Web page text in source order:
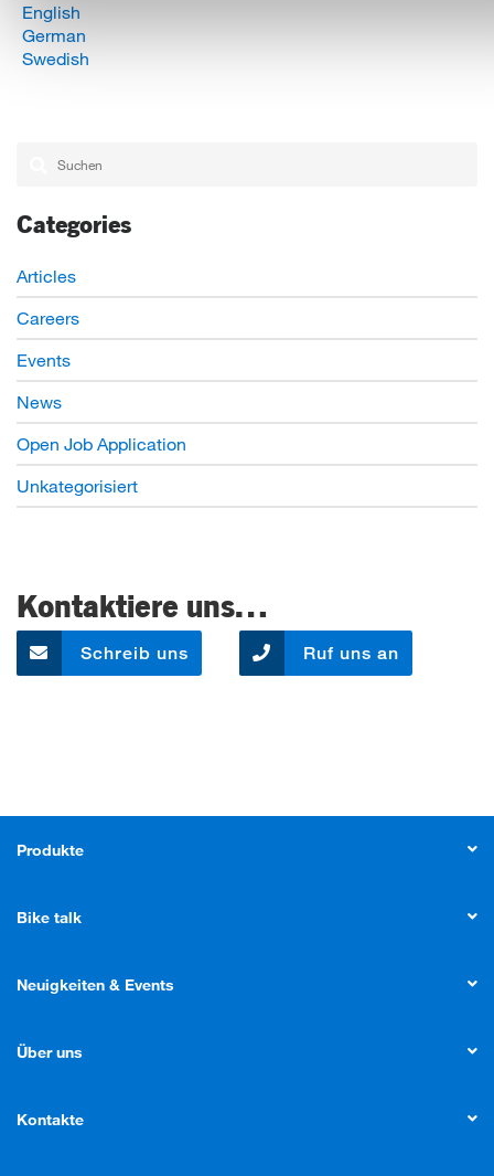
English
German
Swedish
Categories
Articles
Careers
Events
News
Open Job Application
Unkategorisiert
Kontaktiere uns…
Schreib uns Ruf uns an
Produkte
Bike talk
Neuigkeiten & Events
Über uns
Kontakte